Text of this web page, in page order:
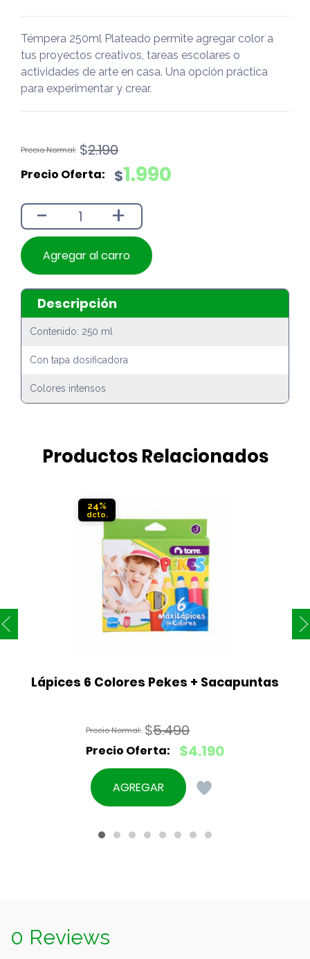
Témpera 250ml Plateado permite agregar color a
tus proyectos creativos, tareas escolares o
actividades de arte en casa. Una opción práctica
para experimentar y crear.
$2.190
El
original
$2.190.
$1.990
El
actual
$1.990.
- +
Agregar al carro
Descripción
Contenido: 250 ml
Con tapa dosificadora
Colores intensos
Productos Relacionados
24%
Lápices 6 Colores Pekes + Sacapuntas
$5.490
El
precio
original
$4.190
El
precio
actual
$4.190.
AGREGAR
0 Reviews